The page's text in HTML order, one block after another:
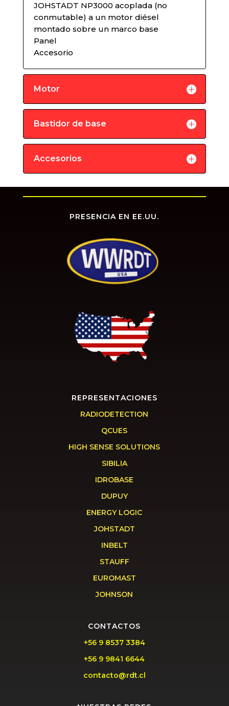
JOHSTADT NP3000 acoplada (no
conmutable) a un motor diésel
montado sobre un marco base
Panel
Accesorio
Motor
Bastidor de base
Accesorios
PRESENCIA EN EE.UU.
REPRESENTACIONES
RADIODETECTION
QCUES
HIGH SENSE SOLUTIONS
SIBILIA
IDROBASE
DUPUY
ENERGY LOGIC
JOHSTADT
INBELT
STAUFF
EUROMAST
JOHNSON
CONTACTOS
+56 9 8537 3384
+56 9 9841 6644
contacto@rdt.cl